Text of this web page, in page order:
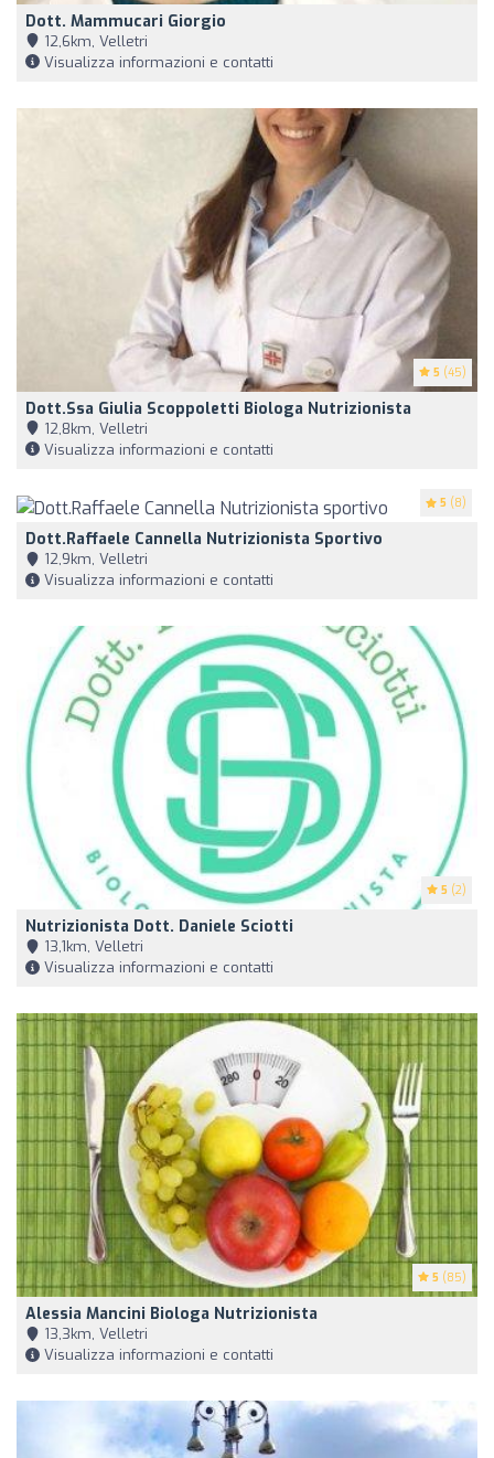
Dott. Mammucari Giorgio
12,6km, Velletri
Visualizza informazioni e contatti
5 (45)
Dott.ssa Giulia Scoppoletti Biologa Nutrizionista
12,8km, Velletri
Visualizza informazioni e contatti
5 (8)
Dott.Raffaele Cannella Nutrizionista Sportivo
12,9km, Velletri
Visualizza informazioni e contatti
5 (2)
Nutrizionista Dott. Daniele Sciotti
13,1km, Velletri
Visualizza informazioni e contatti
5 (85)
Alessia Mancini Biologa Nutrizionista
13,3km, Velletri
Visualizza informazioni e contatti